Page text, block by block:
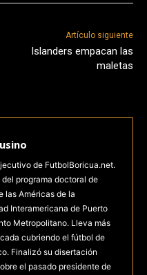
Artículo siguiente
Islanders empacan las
maletas
de FutbolBoricua.net.
del programa doctoral de
las Américas de la
Interamericana de Puerto
Metropolitano. Lleva más
cubriendo el fútbol de
Finalizó su disertación
el pasado presidente de